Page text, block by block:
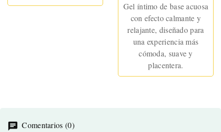
Gel íntimo de base acuosa
con efecto calmante y
relajante, diseñado para
una experiencia más
cómoda, suave y
placentera.
Comentarios (0)